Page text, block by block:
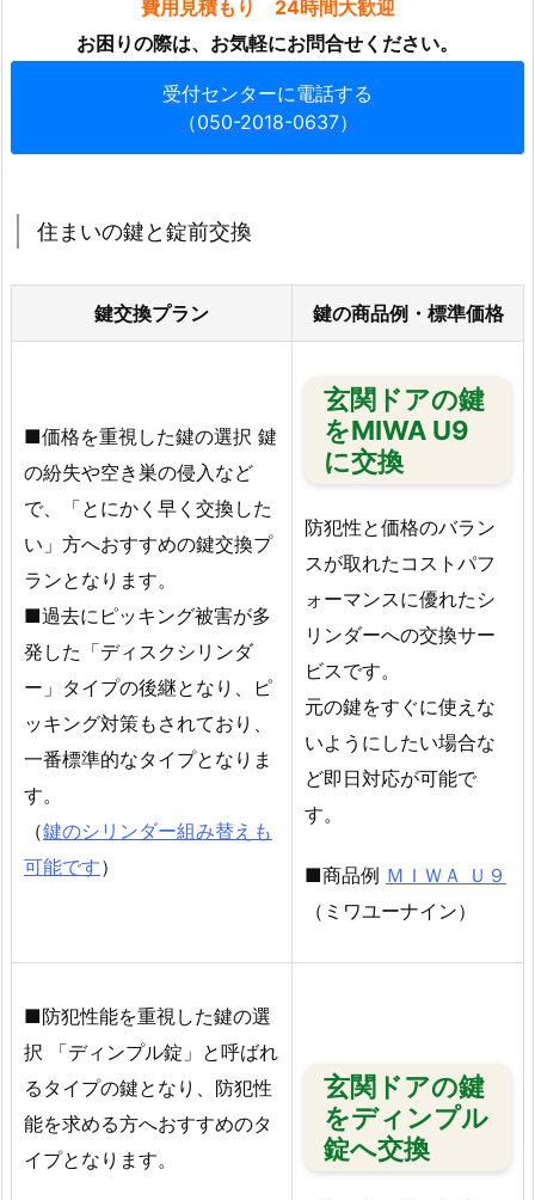
市
ー
広
島
県
福
山
市
開
け
鍵
交
換
ト
応
実
1.
福
費用見積もり 24時間大歓迎
お困りの際は、お気軽にお問合せください。
受付センターに電話する
（050-2018-0637）
住まいの鍵と錠前交換
鍵交換プラン 鍵の商品例・標準価格
■価格を重視した鍵の選択 鍵
の紛失や空き巣の侵入など
で、「とにかく早く交換した
い」方へおすすめの鍵交換プ
ランとなります。
■過去にピッキング被害が多
発した「ディスクシリンダ
ー」タイプの後継となり、ピ
ッキング対策もされており、
一番標準的なタイプとなりま
す。
（鍵のシリンダー組み替えも
可能です）
玄関ドアの鍵
をMIWA U9
に交換
防犯性と価格のバラン
スが取れたコストパフ
ォーマンスに優れたシ
リンダーへの交換サー
ビスです。
元の鍵をすぐに使えな
いようにしたい場合な
ど即日対応が可能で
す。
■商品例 ＭＩＷＡ Ｕ９
（ミワユーナイン）
■防犯性能を重視した鍵の選
択 「ディンプル錠」と呼ばれ
るタイプの鍵となり、防犯性
能を求める方へおすすめのタ
イプとなります。
玄関ドアの鍵
をディンプル
錠へ交換